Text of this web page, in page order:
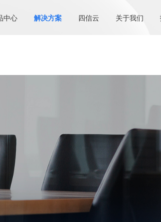
中心 解决方案 四信云 关于我们